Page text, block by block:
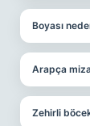
Boyası
Arapça
Zehirli